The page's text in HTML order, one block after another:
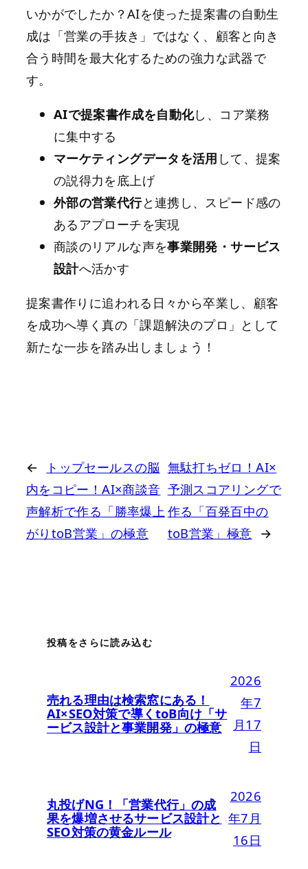
いかがでしたか？AIを使った提案書の自動生
成は「営業の手抜き」ではなく、顧客と向き
合う時間を最大化するための強力な武器で
す。
AIで提案書作成を自動化し、コア業務
に集中する
マーケティングデータを活用 して、提案
の説得力を底上げ
外部の営業代行と連携し、スピード感の
あるアプローチを実現
商談のリアルな声を事業開発・サービス
設計へ活かす
提案書作りに追われる日々から卒業し、顧客
を成功へ導く真の「課題解決のプロ」として
新たな一歩を踏み出しましょう！
←
トップセールスの脳
内をコピー！AI×商談音
声解析で作る「勝率爆上
がりtoB営業」の極意
無駄打ちゼロ！AI×
予測スコアリングで
作る「百発百中の
toB営業」極意 →
投稿をさらに読み込む
売れる理由は検索窓にある！
AI×SEO対策で導くtoB向け「サ
ービス設計と事業開発」の極意
2026
年7
月17
日
丸投げNG！「営業代行」の成
果を爆増させるサービス設計と
SEO対策の黄金ルール
2026
年7月
16日